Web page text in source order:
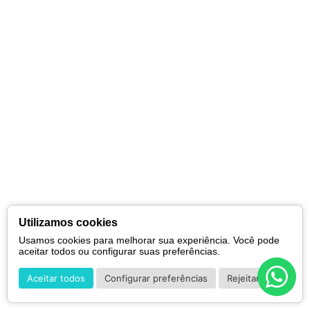
Utilizamos cookies
Usamos cookies para melhorar sua experiência. Você pode
aceitar todos ou configurar suas preferências.
Aceitar todos Configurar preferências Rejeitar